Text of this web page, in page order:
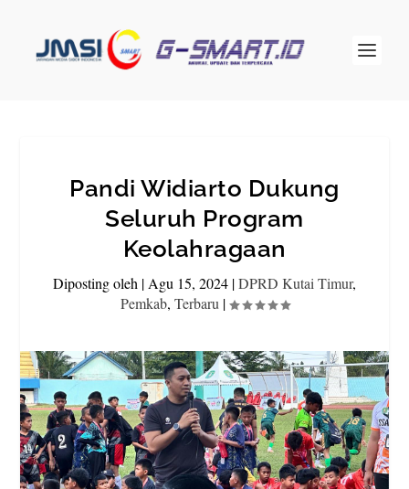
Pandi Widiarto Dukung
Seluruh Program
Keolahragaan
Diposting oleh | Agu 15, 2024 |DPRD Kutai Timur,
Pemkab, Terbaru |